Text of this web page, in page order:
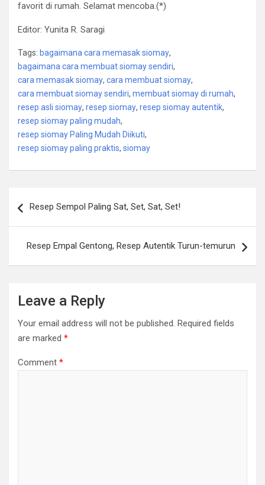
favorit di rumah. Selamat mencoba.(*)
Editor: Yunita R. Saragi
Tags: bagaimana cara memasak siomay,
bagaimana cara membuat siomay sendiri,
cara memasak siomay, cara membuat siomay,
cara membuat siomay sendiri, membuat siomay di rumah,
resep asli siomay, resep siomay, resep siomay autentik,
resep siomay paling mudah,
resep siomay Paling Mudah Diikuti,
resep siomay paling praktis, siomay
navigation
Resep Sempol Paling Sat, Set, Sat, Set!
Resep Empal Gentong, Resep Autentik Turun-temurun
Leave a Reply
Your email address will not be published. Required fields
are marked *
Comment *